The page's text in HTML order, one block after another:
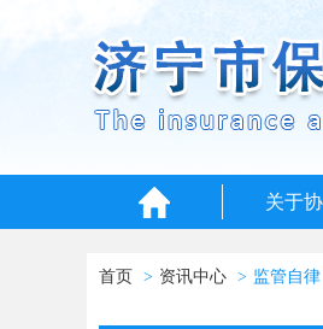
关于
首页 资讯中心 监管自律